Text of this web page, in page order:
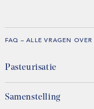
FAQ – ALLE VRAGEN OVER
Pasteurisatie
Samenstelling